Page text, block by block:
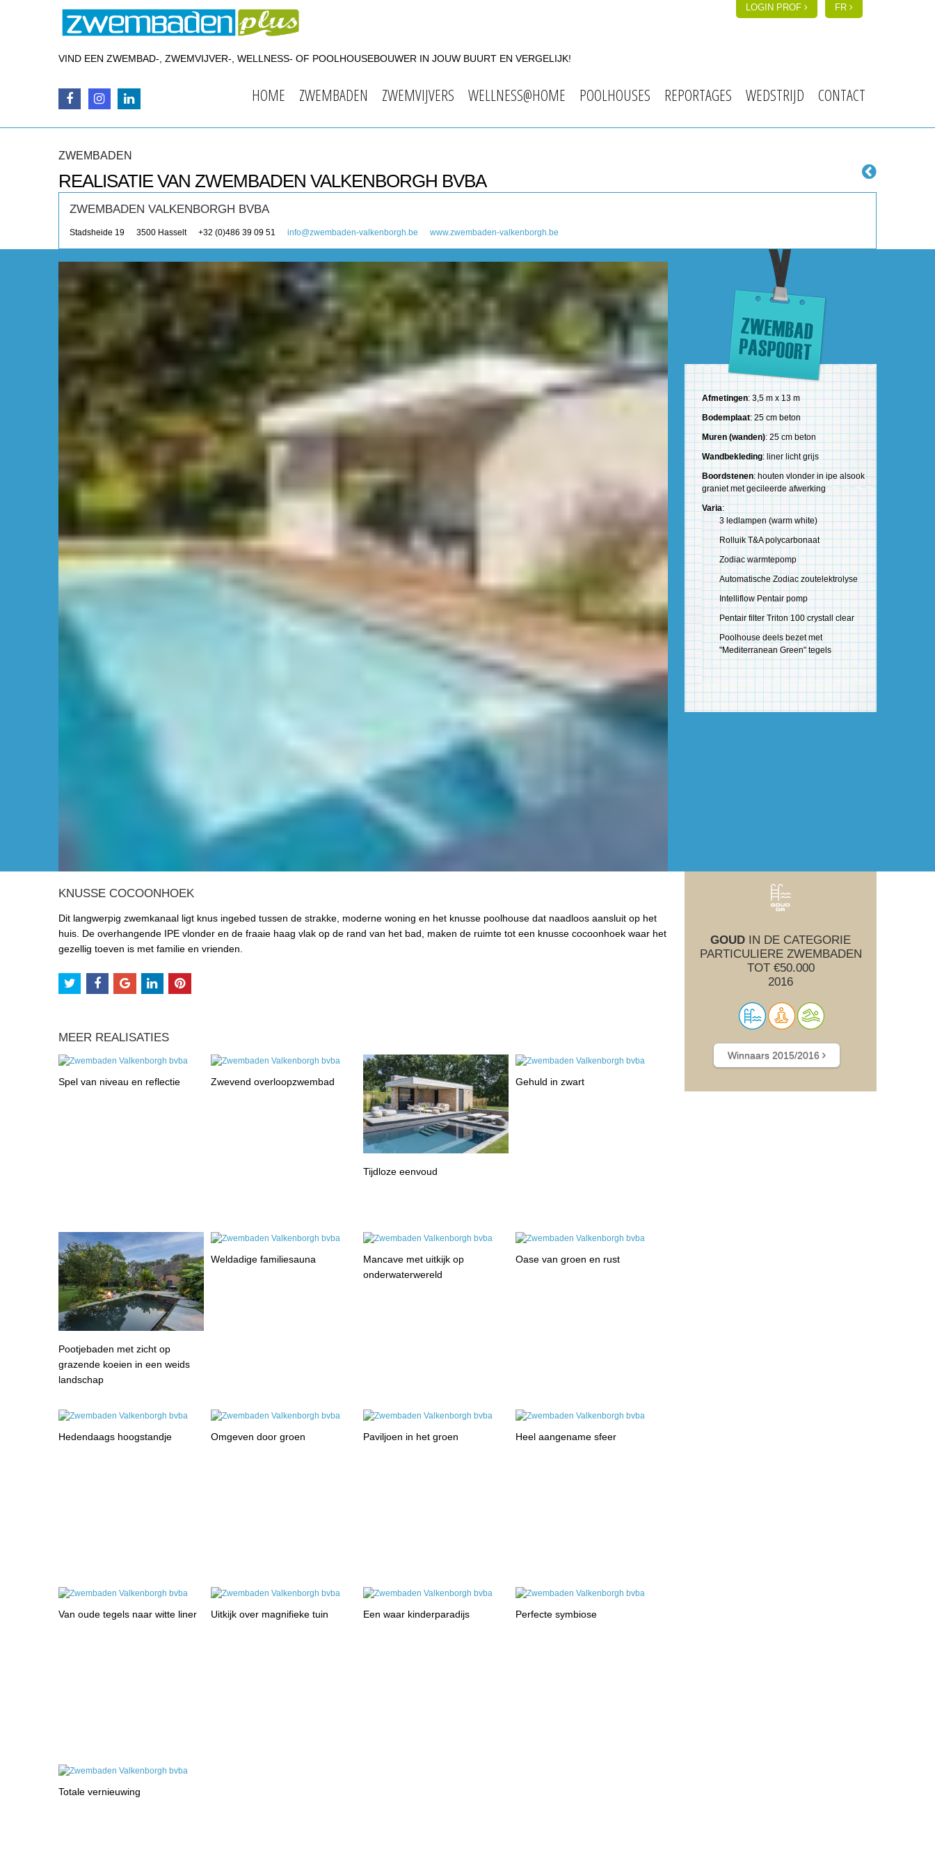
LOGIN PROF FR
VIND EEN ZWEMBAD-, ZWEMVIJVER-, WELLNESS- OF POOLHOUSEBOUWER IN JOUW BUURT EN VERGELIJK!
HOME ZWEMBADEN ZWEMVIJVERS WELLNESS@HOME POOLHOUSES REPORTAGES WEDSTRIJD CONTACT
ZWEMBADEN
REALISATIE VAN ZWEMBADEN VALKENBORGH BVBA
ZWEMBADEN VALKENBORGH BVBA
Stadsheide 19 3500 Hasselt +32 (0)486 39 09 51 info@zwembaden-valkenborgh.be www.zwembaden-valkenborgh.be
Afmetingen: 3,5 m x 13 m
Bodemplaat: 25 cm beton
Muren (wanden): 25 cm beton
Wandbekleding: liner licht grijs
Boordstenen: houten vlonder in ipe alsook
graniet met gecileerde afwerking
Varia:
3 ledlampen (warm white)
Rolluik T&A polycarbonaat
Zodiac warmtepomp
Automatische Zodiac zoutelektrolyse
Intelliflow Pentair pomp
Pentair filter Triton 100 crystall clear
Poolhouse deels bezet met
"Mediterranean Green" tegels
KNUSSE COCOONHOEK
Dit langwerpig zwemkanaal ligt knus ingebed tussen de strakke, moderne woning en het knusse poolhouse dat naadloos aansluit op het
huis. De overhangende IPE vlonder en de fraaie haag vlak op de rand van het bad, maken de ruimte tot een knusse cocoonhoek waar het
gezellig toeven is met familie en vrienden.
MEER REALISATIES
Spel van niveau en reflectie Zwevend overloopzwembad
Tijdloze eenvoud
Gehuld in zwart
Pootjebaden met zicht op
grazende koeien in een weids
landschap
Weldadige familiesauna
Mancave met uitkijk op
onderwaterwereld
Oase van groen en rust
Hedendaags hoogstandje Omgeven door groen Paviljoen in het groen Heel aangename sfeer
Van oude tegels naar witte liner Uitkijk over magnifieke tuin Een waar kinderparadijs Perfecte symbiose
Totale vernieuwing
GOUD IN DE CATEGORIE
PARTICULIERE ZWEMBADEN
TOT €50.000
2016
Winnaars 2015/2016